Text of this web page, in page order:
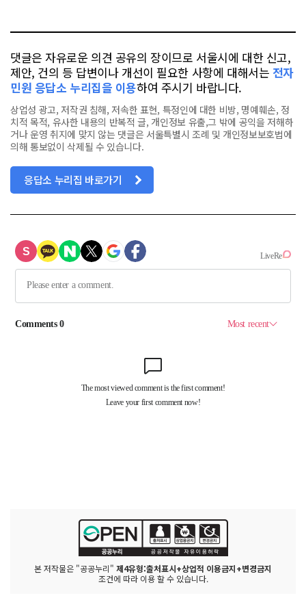
댓글은 자유로운 의견 공유의 장이므로 서울시에 대한 신고,
제안, 건의 등 답변이나 개선이 필요한 사항에 대해서는 전자
민원 응답소 누리집을 이용하여 주시기 바랍니다.
상업성 광고, 저작권 침해, 저속한 표현, 특정인에 대한 비방, 명예훼손, 정
치적 목적, 유사한 내용의 반복적 글, 개인정보 유출,그 밖에 공익을 저해하
거나 운영 취지에 맞지 않는 댓글은 서울특별시 조례 및 개인정보보호법에
의해 통보없이 삭제될 수 있습니다.
응답소 누리집 바로가기
본 저작물은 "공공누리" 제4유형:출처표시+상업적 이용금지+변경금지
조건에 따라 이용 할 수 있습니다.